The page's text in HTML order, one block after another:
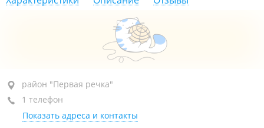
район "Первая речка", пр-т Острякова, 5
3-й этаж, оф. 312
+7 902 524-50-29
район "Первая речка"
1 телефон
Показать адреса и контакты